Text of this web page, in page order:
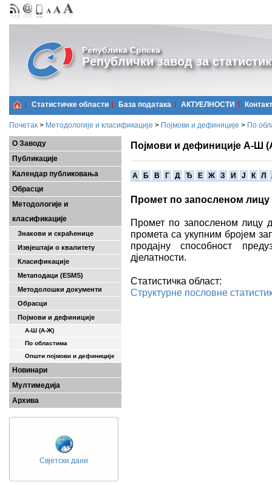
Република Српска
Републички завод за
Статистичке области Базa података АКТУЕЛНОСТИ Контакт
Почетак > Методологије и класификације > Појмови и дефиниције > По
О Заводу
Публикације
Календар публиковања
Обрасци
Методологије и
класификације
Знакови и скраћенице
Извјештаји о квалитету
Класификације
Метаподаци (ESMS)
Методолошки документи
Обрасци
Појмови и дефиниције
А-Ш (A-Ж)
По областима
Општи појмови и дефиниције
Новинари
Мултимедија
Архива
Свјетски дани
Појмови и дефиниције А-Ш
A Б В Г Д Ђ Е Ж З И Ј К Л
Промет по запосленом лицу
Промет по запосленом лицу
промета са укупним бројем
продајну способност
дјелатности.
Статистичка област:
Структурне пословне